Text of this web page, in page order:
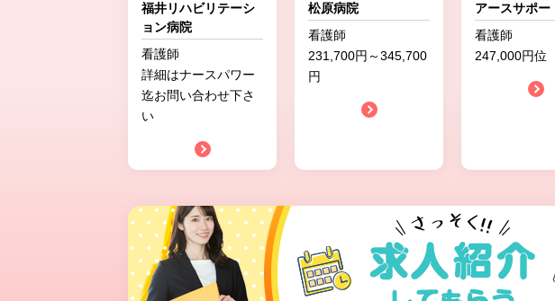
福井リハビリテーシ
ョン病院
看護師
詳細はナースパワー
迄お問い合わせ下さ
い
松原病院
看護師
231,700円～345,700
円
アースサポー
看護師
247,000円位